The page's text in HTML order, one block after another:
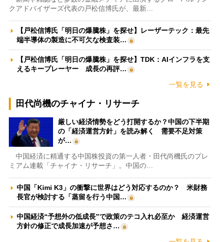
クアドバイザーズ代表の戸松信博氏が、最新…
【戸松信博氏「明日の爆騰株」を探せ】レーザーテック：最先
端半導体の製造に不可欠な検査装…
【戸松信博氏「明日の爆騰株」を探せ】TDK：AIインフラを支
えるキープレーヤー 成長の再評…
一覧を見る
田代尚機のチャイナ・リサーチ
厳しい経済情勢をどう打開するか？中国の下半期
の「経済運営方針」を読み解く 需要不足対策
が…
中国経済に精通する中国株投資の第一人者・田代尚機氏のプレ
ミアム連載「チャイナ・リサーチ」。中国の…
中国「Kimi K3」の衝撃に世界はどう対応するのか？ 米財務
長官が検討する「蒸留を行う中国…
中国経済“予想外の低成長”で政策のテコ入れ必至か 経済運営
方針の修正で成長加速が予想さ…